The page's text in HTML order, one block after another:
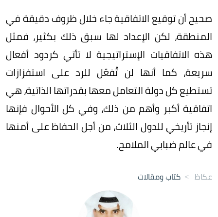
صحيح أن توقيع الاتفاقية جاء خلال ظروف دقيقة في
المنطقة، لكن الإعداد لها سبق ذلك بكثير، فمثل
هذه الاتفاقيات الإستراتيجية لا تأتي كردود أفعال
سريعة، كما أنها لن تُفعّل للرد على استفزازات
تستطيع كل دولة التعامل معها بقدراتها الذاتية، هي
اتفاقية أكبر وأهم من ذلك، وفي كل الأحوال فإنها
إنجاز تأريخي للدول الثلاث، من أجل الحفاظ على أمنها
في عالم ضبابي الملامح.
عكاظ > كتاب ومقالات